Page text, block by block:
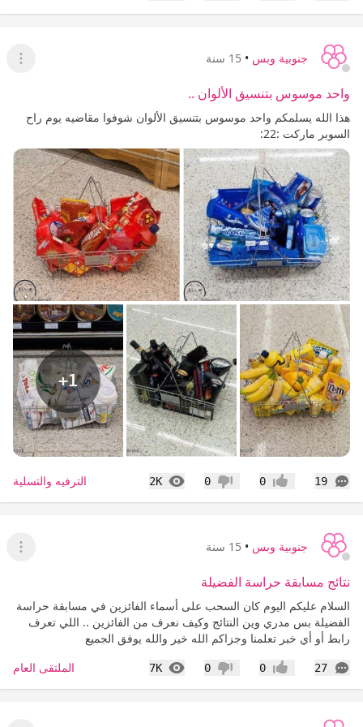
جنوبية وبس • 15 سنة
عرض
واحد موسوس بتنسيق الألوان ..
هذا الله يسلمكم واحد موسوس بتنسيق الألوان شوفوا مقاضيه يوم راح
السوبر ماركت :22:
+1
19
التعليقات إعجاب0 عدم إعجاب
0
2K
المشاهدات الترفيه والتسلية
جنوبية وبس • 15 سنة
عرض
نتائج مسابقة حراسة الفضيلة
السلام عليكم اليوم كان السحب على أسماء الفائزين في مسابقة حراسة
الفضيلة بس مدري وين النتائج وكيف نعرف من الفائزين .. اللي تعرف
رابط أو أي خبر تعلمنا وجزاكم الله خير والله يوفق الجميع
27
التعليقات إعجاب0 عدم إعجاب
0
7K
المشاهدات الملتقى العام